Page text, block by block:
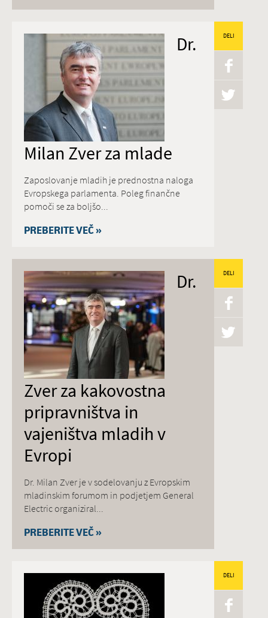
Dr.
Milan Zver za mlade
Zaposlovanje mladih je prednostna naloga
Evropskega parlamenta. Poleg finančne
pomoči se za boljšo...
PREBERITE VEČ »
DELI
Dr.
Zver za kakovostna
pripravništva in
vajeništva mladih v
Evropi
Dr. Milan Zver je v sodelovanju z Evropskim
mladinskim forumom in podjetjem General
Electric organiziral...
PREBERITE VEČ »
DELI
DELI